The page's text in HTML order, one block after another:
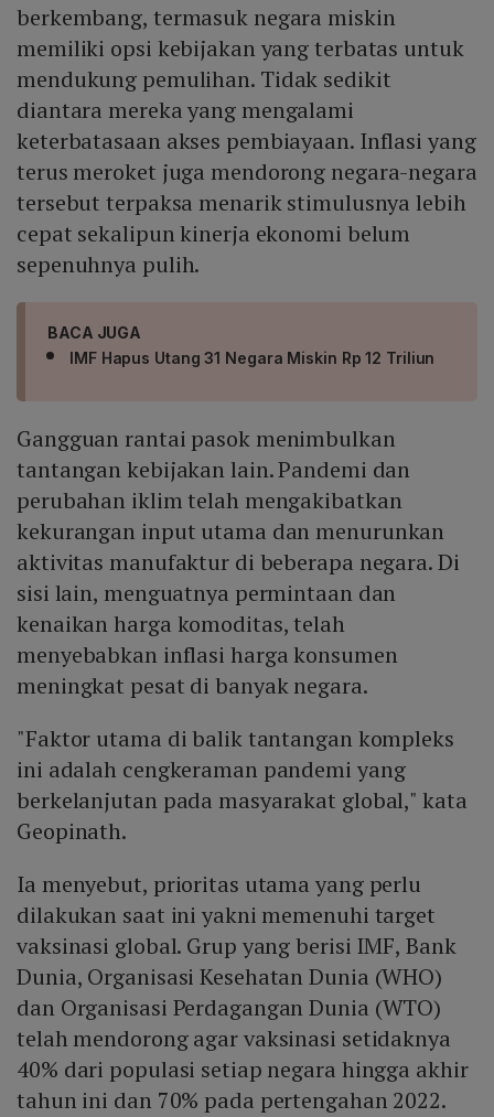
berkembang, termasuk negara miskin
memiliki opsi kebijakan yang terbatas untuk
mendukung pemulihan. Tidak sedikit
diantara mereka yang mengalami
keterbatasaan akses pembiayaan. Inflasi yang
terus meroket juga mendorong negara-negara
tersebut terpaksa menarik stimulusnya lebih
cepat sekalipun kinerja ekonomi belum
sepenuhnya pulih.
BACA JUGA
IMF Hapus Utang 31 Negara Miskin Rp 12 Triliun
Gangguan rantai pasok menimbulkan
tantangan kebijakan lain. Pandemi dan
perubahan iklim telah mengakibatkan
kekurangan input utama dan menurunkan
aktivitas manufaktur di beberapa negara. Di
sisi lain, menguatnya permintaan dan
kenaikan harga komoditas, telah
menyebabkan inflasi harga konsumen
meningkat pesat di banyak negara.
"Faktor utama di balik tantangan kompleks
ini adalah cengkeraman pandemi yang
berkelanjutan pada masyarakat global," kata
Geopinath.
Ia menyebut, prioritas utama yang perlu
dilakukan saat ini yakni memenuhi target
vaksinasi global. Grup yang berisi IMF, Bank
Dunia, Organisasi Kesehatan Dunia (WHO)
dan Organisasi Perdagangan Dunia (WTO)
telah mendorong agar vaksinasi setidaknya
40% dari populasi setiap negara hingga akhir
tahun ini dan 70% pada pertengahan 2022.